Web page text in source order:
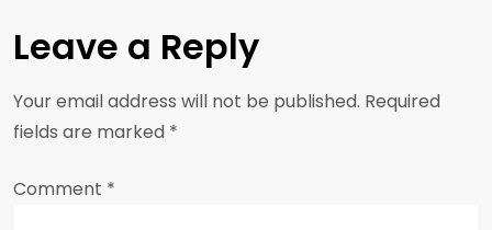
a
v
i
g
Leave a Reply
Your email address will not be published. Required
fields are marked *
Comment *